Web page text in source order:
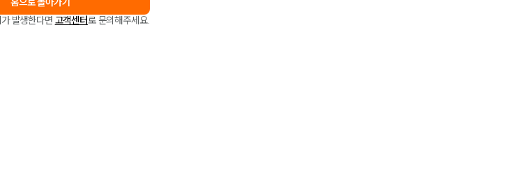
발생한다면 고객센터로 문의해주세요.